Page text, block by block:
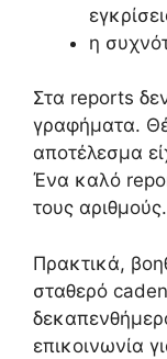
η
Στα reports
γραφήματα.
αποτέλεσμα
Ένα καλό
τους αριθμούς.
Πρακτικά,
σταθερό
επικοινωνία